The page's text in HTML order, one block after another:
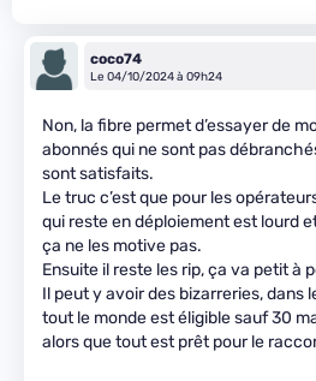
coco74
Le 04/10/2024 à 09h24
Non, la fibre permet d’essayer de
abonnés qui ne sont pas
sont satisfaits.
Le truc c’est que pour les
qui reste en déploiement est lourd
ça ne les motive pas.
Ensuite il reste les rip, ça va petit à
Il peut y avoir des bizarreries, dans
tout le monde est éligible sauf 30
alors que tout est prêt pour le